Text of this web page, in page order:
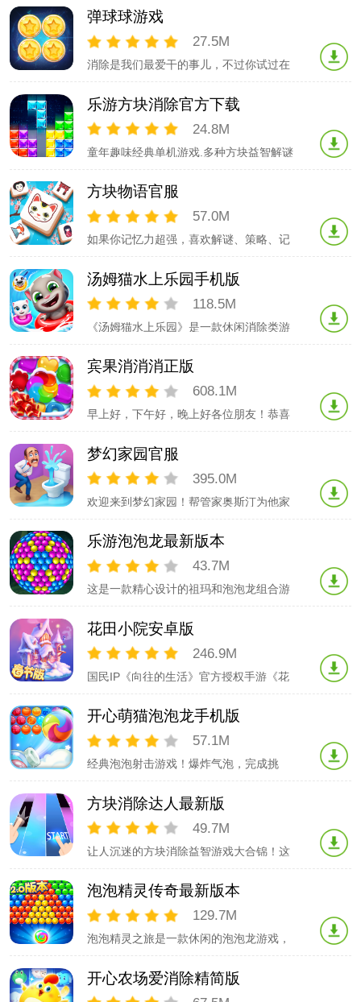
模拟经营消除手游！*模拟经营 豪华飞屋*
*不用流量也能玩儿* *500多个关卡*（持续
更新中）*魔幻剧情冒险 创新怪兽玩法**饼
支持横竖屏*
弹球球游戏
27.5M
消除是我们最爱干的事儿，不过你试过在
同时有多重道具供你使用哦，快来试试看
吧！！
乐游方块消除官方下载
24.8M
童年趣味经典单机游戏.多种方块益智解谜
上推模式：创新俄罗斯方块玩法.- 掉落模
式：经典俄罗斯方块玩法.- 跳舞的弹珠：
弹珠击打方块的- 节奏的砖块：五大激情
物消星星：消灭萌宠星星玩
方块物语官服
57.0M
如果你记忆力超强，喜欢解谜、策略、记
碰，或者解谜消除游戏，此款方块物语不
容错过哦！游戏速度节奏快，画面清晰可
爱，是一场手速与眼力的大比拼，快来挑
有一个收集框，一共能够放下7颗和风方
汤姆猫水上乐园手机版
118.5M
《汤姆猫水上乐园》是一款休闲消除类游
验各种有趣刺激的消除体验！更有大地图
等着你来解锁和建造！
宾果消消消正版
608.1M
早上好，下午好，晚上好各位朋友！恭喜
你可以体验到传统三消游戏的独特魅力。
我们有超60个有趣的棋子玩法，超5500个
精致的主线关卡；可以随意搭配组合的超
效。还有定期推出的特殊副本、周赛和冲
梦幻家园官服
395.0M
欢迎来到梦幻家园！帮管家奥斯汀为他家
踏进门后就是冒险的开始！闯过色彩缤纷
的三消关卡以整修和装饰豪宅内的房间、
在闯关过程中探索家族故事的更多篇章！
色：● 独特玩法：用交换和匹配图块的方
乐游泡泡龙最新版本
43.7M
这是一款精心设计的祖玛和泡泡龙组合游
玩的游戏！游戏玩法： - 三个或三个以上
相同彩球就能消除；- 一起消除的彩球数
量越多，得分越高.游戏特色： - 总计
分为2种模式：祖玛模式、泡泡
花田小院安卓版
246.9M
国民IP《向往的生活》官方授权手游《花
的民宿小院，与身边的朋友们入驻蘑菇
屋，欢乐相聚，尽享田园美好时光！探索
充满惊喜的故事情节，唯美的庭院设计，
席迎宾员小H助阵帮你招待客人们，快来
开心萌猫泡泡龙手机版
57.1M
经典泡泡射击游戏！爆炸气泡，完成挑
以完成挑战，并尝试在每次挑战中获得更
多分数。游戏玩法：- 点击屏幕决定泡泡
的位置。- 匹配3个或更多泡泡使它们爆
成！开心泡泡龙完全免费玩和更新。现在
方块消除达人最新版
49.7M
让人沉迷的方块消除益智游戏大合锦！这
极简的设计风格、专业的关卡设计！【特·
点】·简约游戏界面舒服好看，办公休闲的
最佳娱乐游戏.·20+游戏模式多种方块游
天不限关卡，无尽模式，让你玩得
泡泡精灵传奇最新版本
129.7M
泡泡精灵之旅是一款休闲的泡泡龙游戏，
碎它们完成关卡，解救精灵宝宝！在游戏
中和精灵公主一起踏上魔幻冒险之旅，去
开心农场爱消除精简版